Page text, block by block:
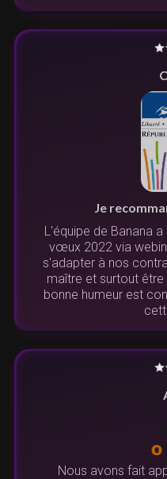
Je
L'équipe de Banana
vœux 2022 via
s'adapter à nos
maître et surtout
bonne humeur est
Nous avons fait